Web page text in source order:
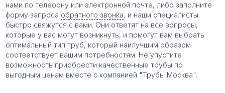
нами по телефону или электронной почте, либо заполните
форму запроса обратного звонка, и наши специалисты
быстро свяжутся с вами. Они ответят на все вопросы,
которые у вас могут возникнуть, и помогут вам выбрать
оптимальный тип труб, который наилучшим образом
соответствует вашим потребностям. Не упустите
возможность приобрести качественные трубы по
выгодным ценам вместе с компанией "Трубы Москва".